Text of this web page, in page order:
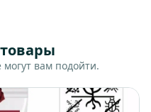
вам подойти.